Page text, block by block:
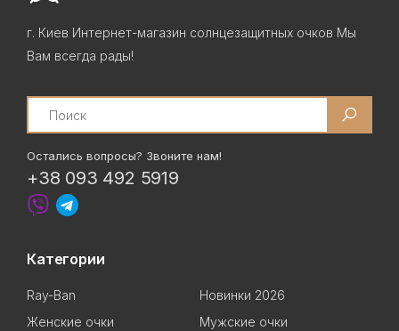
г. Киев Интернет-магазин солнцезащитных очков Мы
Вам всегда рады!
Search
Остались вопросы? Звоните нам!
+38 093 492 5919
Категории
Ray-Ban
Новинки 2026
Женские очки
Мужские очки